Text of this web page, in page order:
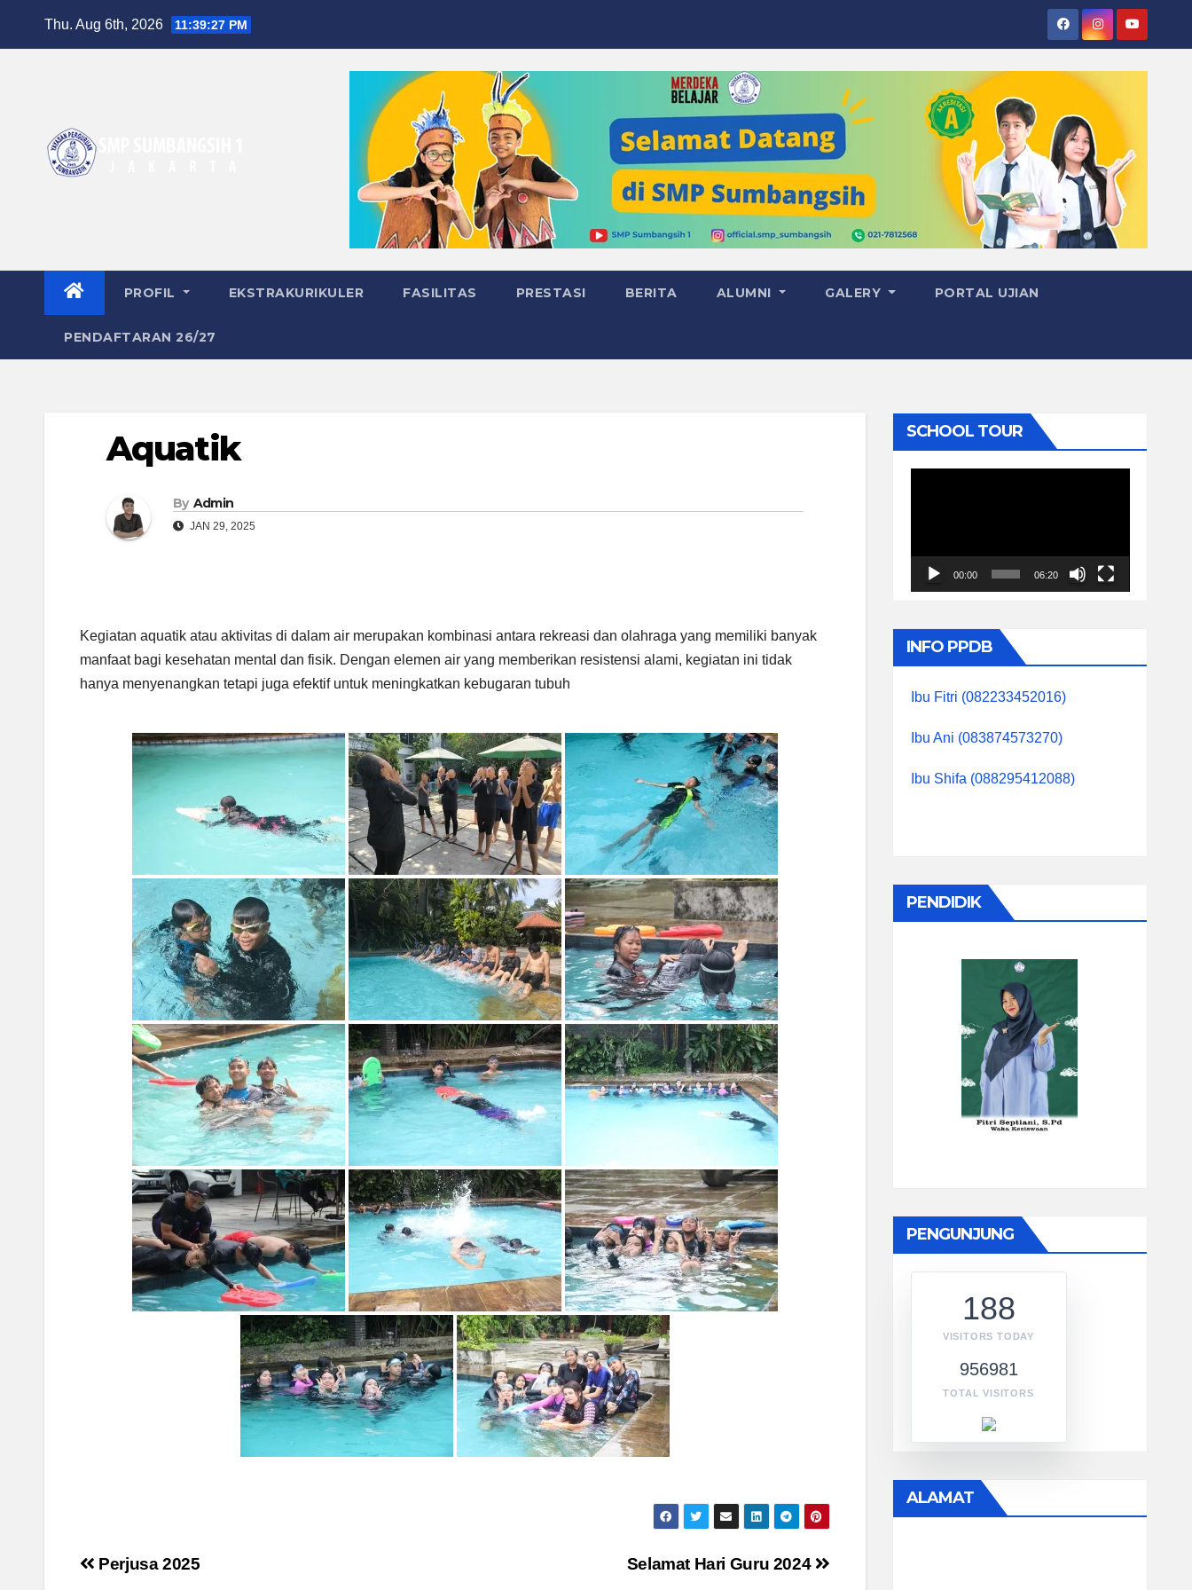
Thu. Aug 6th, 2026 11:39:28 PM
PROFIL EKSTRAKURIKULER FASILITAS PRESTASI BERITA ALUMNI GALERY PORTAL UJIAN
PENDAFTARAN 26/27
Aquatik
By Admin
JAN 29, 2025
Kegiatan aquatik atau aktivitas di dalam air merupakan kombinasi antara rekreasi dan olahraga yang memiliki banyak
manfaat bagi kesehatan mental dan fisik. Dengan elemen air yang memberikan resistensi alami, kegiatan ini tidak
hanya menyenangkan tetapi juga efektif untuk meningkatkan kebugaran tubuh
Post
Selamat Hari Guru 2024
Perjusa 2025
SCHOOL TOUR
00:00 06:20
INFO PPDB
Ibu Fitri (082233452016)
Ibu Ani (083874573270)
Ibu Shifa (088295412088)
PENDIDIK
PENGUNJUNG
188
VISITORS TODAY
956981
TOTAL VISITORS
ALAMAT